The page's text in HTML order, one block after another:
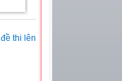
thi lên